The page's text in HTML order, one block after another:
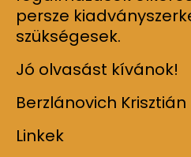
persze
szükségesek.
Jó olvasást kívánok!
Berzlánovich Krisztián
Linkek